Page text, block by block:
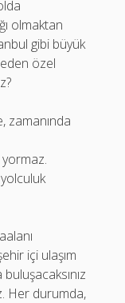
olmaktan
gibi büyük
özel
zamanında
içi ulaşım
Her durumda,